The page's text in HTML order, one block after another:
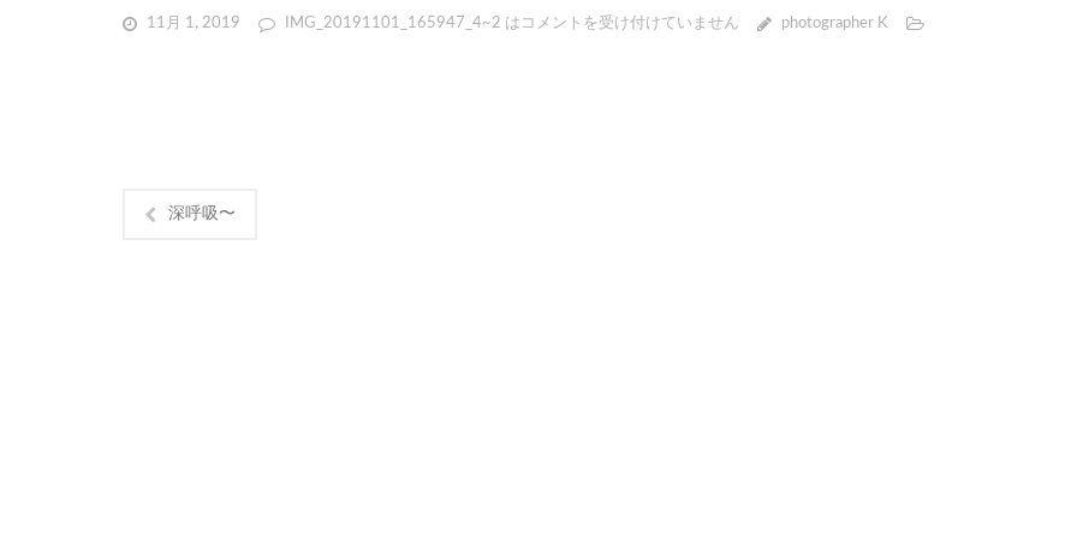
11月 1, 2019 IMG_20191101_165947_4~2 は コメントを受け付けていません photographer K
深呼吸〜